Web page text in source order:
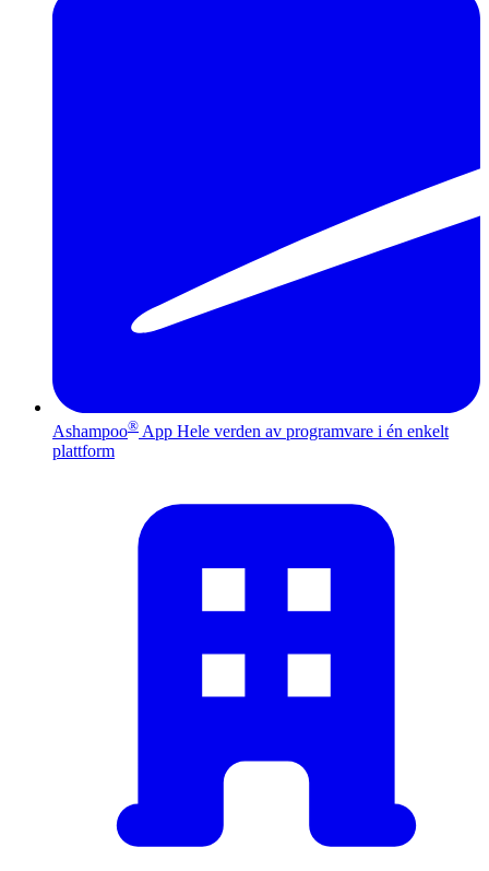
Ashampoo® App Hele verden av programvare i én enkelt
plattform